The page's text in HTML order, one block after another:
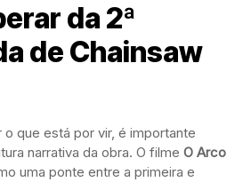
da 2ª
de Chainsaw
o que está por vir, é importante
narrativa da obra. O filme O Arco
uma ponte entre a primeira e